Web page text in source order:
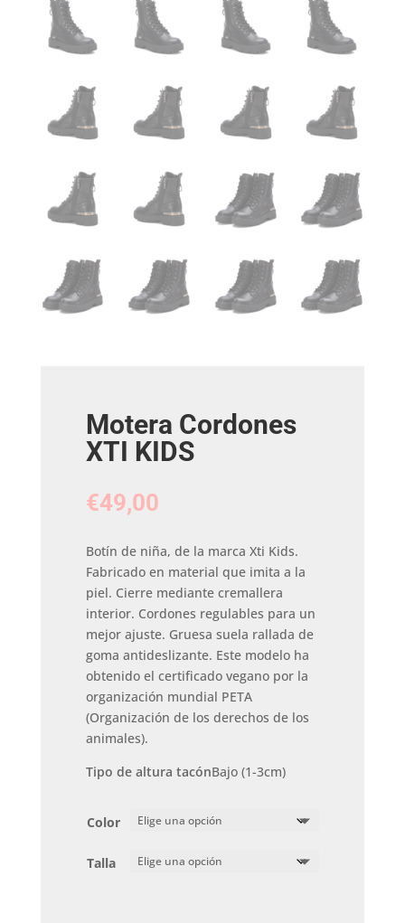
Motera Cordones
XTI KIDS
€49,00
Botín de niña, de la marca Xti Kids.
Fabricado en material que imita a la
piel. Cierre mediante cremallera
interior. Cordones regulables para un
mejor ajuste. Gruesa suela rallada de
goma antideslizante. Este modelo ha
obtenido el certificado vegano por la
organización mundial PETA
(Organización de los derechos de los
animales).
Tipo de altura tacónBajo (1-3cm)
Color
Talla